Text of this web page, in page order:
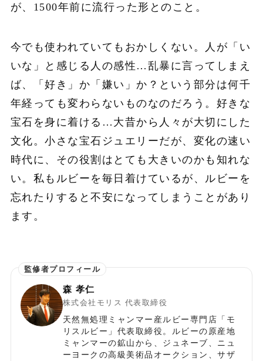
が、1500年前に流行った形とのこと。
今でも使われていてもおかしくない。人が「い
いな」と感じる人の感性…乱暴に言ってしまえ
ば、「好き」か「嫌い」か？という部分は何千
年経っても変わらないものなのだろう。好きな
宝石を身に着ける…大昔から人々が大切にした
文化。小さな宝石ジュエリーだが、変化の速い
時代に、その役割はとても大きいのかも知れな
い。私もルビーを毎日着けているが、ルビーを
忘れたりすると不安になってしまうことがあり
ます。
森 孝仁
株式会社モリス 代表取締役
天然無処理ミャンマー産ルビー専門店「モ
リスルビー」代表取締役。ルビーの原産地
ミャンマーの鉱山から、ジュネーブ、ニュ
ーヨークの高級美術品オークション、サザ